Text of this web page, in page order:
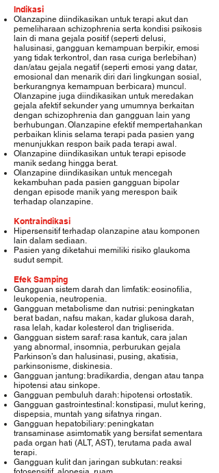
Indikasi
Olanzapine diindikasikan untuk terapi akut dan
pemeliharaan schizophrenia serta kondisi psikosis
lain di mana gejala positif (seperti delusi,
halusinasi, gangguan kemampuan berpikir, emosi
yang tidak terkontrol, dan rasa curiga berlebihan)
dan/atau gejala negatif (seperti emosi yang datar,
emosional dan menarik diri dari lingkungan sosial,
berkurangnya kemampuan berbicara) muncul.
Olanzapine juga diindikasikan untuk meredakan
gejala afektif sekunder yang umumnya berkaitan
dengan schizophrenia dan gangguan lain yang
berhubungan. Olanzapine efektif mempertahankan
perbaikan klinis selama terapi pada pasien yang
menunjukkan respon baik pada terapi awal.
Olanzapine diindikasikan untuk terapi episode
manik sedang hingga berat.
Olanzapine diindikasikan untuk mencegah
kekambuhan pada pasien gangguan bipolar
dengan episode manik yang merespon baik
terhadap olanzapine.
Kontraindikasi
Hipersensitif terhadap olanzapine atau komponen
lain dalam sediaan.
Pasien yang diketahui memiliki risiko glaukoma
sudut sempit.
Efek Samping
Gangguan sistem darah dan limfatik: eosinofilia,
leukopenia, neutropenia.
Gangguan metabolisme dan nutrisi: peningkatan
berat badan, nafsu makan, kadar glukosa darah,
rasa lelah, kadar kolesterol dan trigliserida.
Gangguan sistem saraf: rasa kantuk, cara jalan
yang abnormal, insomnia, perburukan gejala
Parkinson’s dan halusinasi, pusing, akatisia,
parkinsonisme, diskinesia.
Gangguan jantung: bradikardia, dengan atau tanpa
hipotensi atau sinkope.
Gangguan pembuluh darah: hipotensi ortostatik.
Gangguan gastrointestinal: konstipasi, mulut kering,
dispepsia, muntah yang sifatnya ringan.
Gangguan hepatobiliary: peningkatan
transaminase asimtomatik yang bersifat sementara
pada organ hati (ALT, AST), terutama pada awal
terapi.
Gangguan kulit dan jaringan subkutan: reaksi